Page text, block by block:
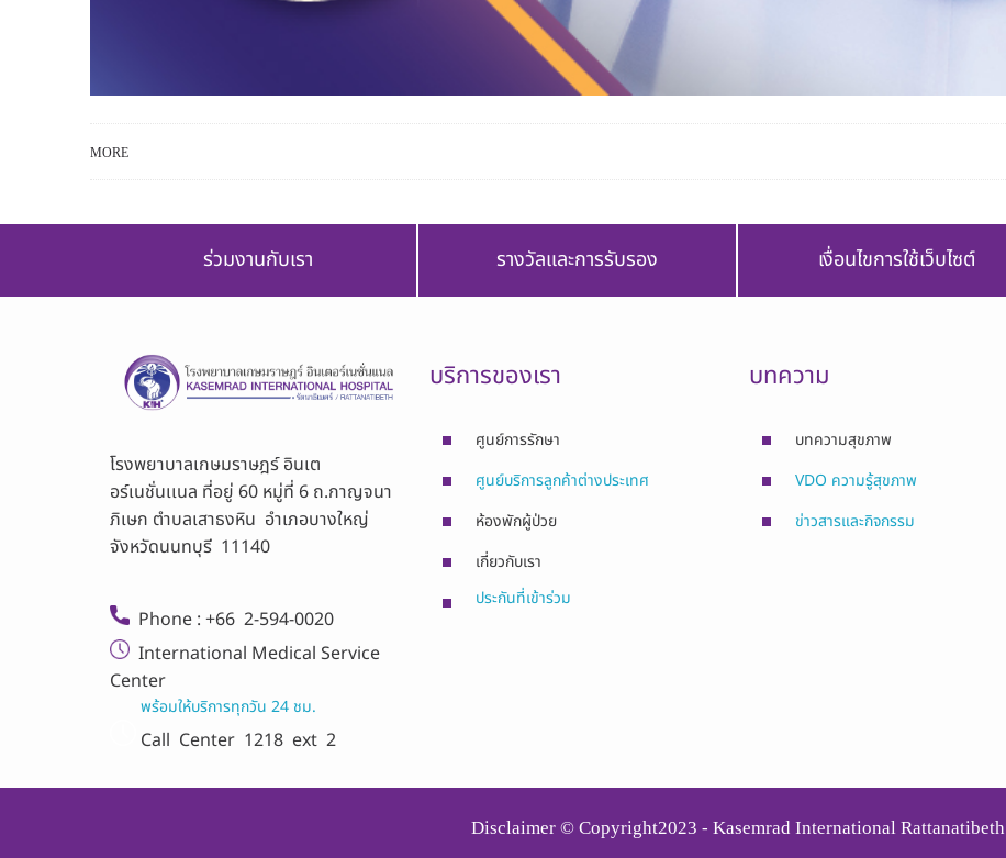
MORE
ร่วมงานกับเรา รางวัลและการรับรอง เงื่อนไขการใช้เว็บไซต์
โรงพยาบาลเกษมราษฎร์ อินเต
อร์เนชั่นเเนล ที่อยู่ 60 หมู่ที่ 6 ถ.กาญจนา
ภิเษก ตำบลเสาธงหิน อำเภอบางใหญ่
จังหวัดนนทบุรี 11140
Phone : +66 2-594-0020
International Medical Service
Center
พร้อมให้บริการทุกวัน 24 ชม.
Call Center 1218 ext 2
บริการของเรา
ศูนย์การรักษา
ศูนย์บริการลูกค้าต่างประเทศ
ห้องพักผู้ป่วย
เกี่ยวกับเรา
ประกันที่เข้าร่วม
บทความ
บทความสุขภาพ
VDO ความรู้สุขภาพ
ข่าวสารและกิจกรรม
Disclaimer © Copyright2023 - Kasemrad International Rattanatibeth